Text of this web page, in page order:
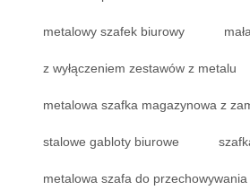
metalowy szafek biurowy
z wyłączeniem zestawów z metalu
metalowa szafka magazynowa z
stalowe gabloty biurowe
metalowa szafa do przechowywania